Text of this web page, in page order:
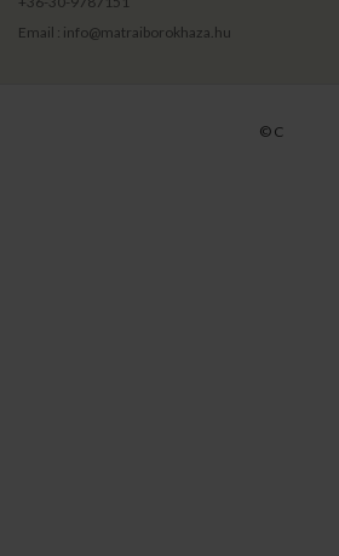
Email : info@matraiborokhaza.hu
© C